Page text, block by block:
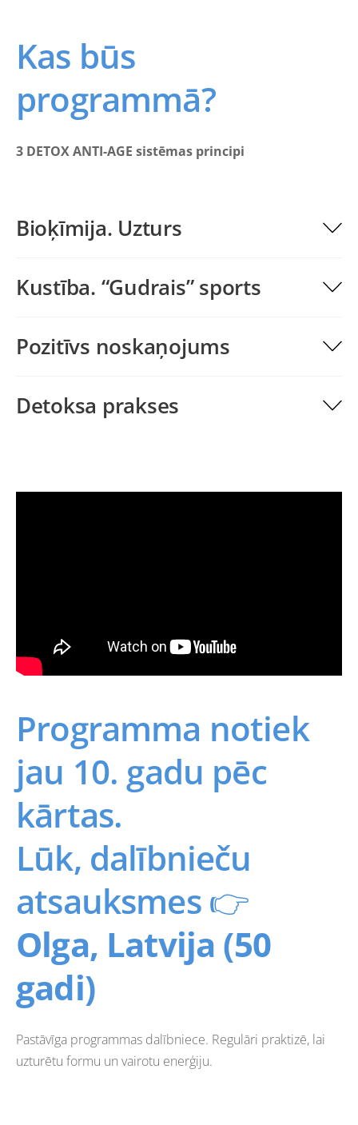
Kas būs
programmā?
3 DETOX ANTI-AGE sistēmas principi
Bioķīmija. Uzturs
Kustība. “Gudrais” sports
Pozitīvs noskaņojums
Detoksa prakses
Programma notiek
jau 10. gadu pēc
kārtas.
Lūk, dalībnieču
atsauksmes👉
Olga, Latvija (50
gadi)
Pastāvīga programmas dalībniece. Regulāri praktizē, lai
uzturētu formu un vairotu enerģiju.